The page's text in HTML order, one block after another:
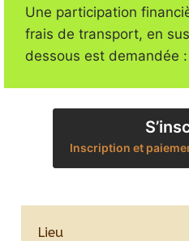
Une participation
frais de transport, en
dessous est demandée :
Inscription et
Lieu